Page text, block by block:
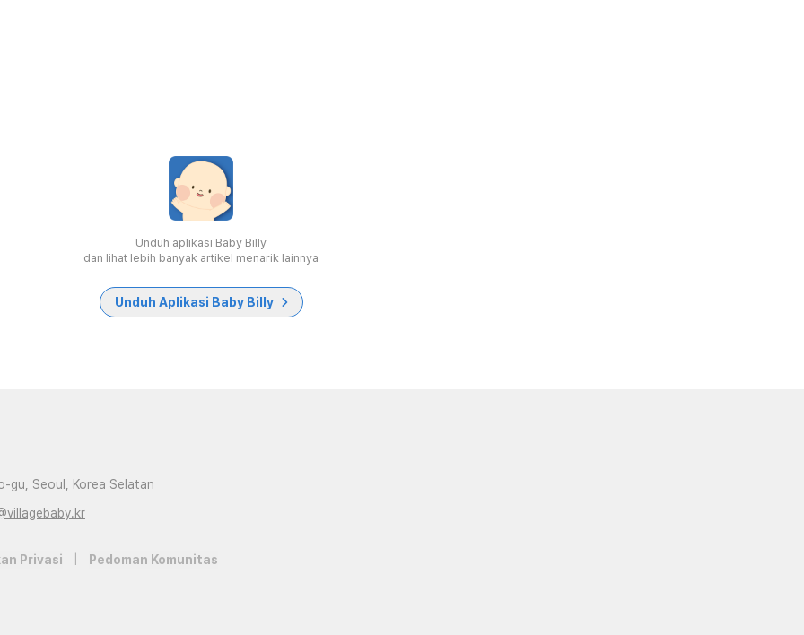
Unduh aplikasi Baby Billy
dan lihat lebih banyak artikel menarik lainnya
Unduh Aplikasi Baby Billy
gu, Seoul, Korea Selatan
Privasi Pedoman Komunitas